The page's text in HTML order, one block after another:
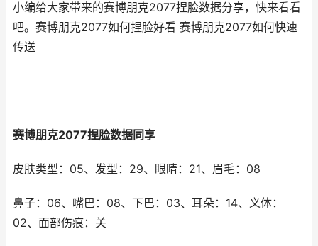
小编给大家带来的赛博朋克2077捏脸数据分享，快来看看
吧。赛博朋克2077如何捏脸好看 赛博朋克2077如何快速
传送
赛博朋克2077捏脸数据同享
皮肤类型：05、发型：29、眼睛：21、眉毛：08
鼻子：06、嘴巴：08、下巴：03、耳朵：14、义体：
02、面部伤痕：关